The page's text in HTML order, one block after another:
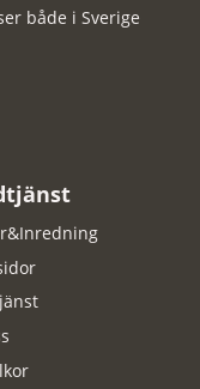
både i Sverige